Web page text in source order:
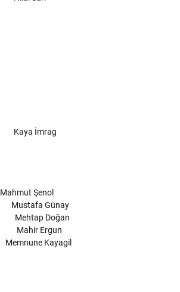
Kaya İmrag
Mahmut Şenol
Mustafa Günay
Mehtap Doğan
Mahir Ergun
Memnune Kayagil